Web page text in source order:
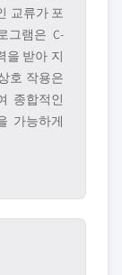
교류가 포
그램은 C-
을 받아 지
호 작용은
종합적인
가능하게